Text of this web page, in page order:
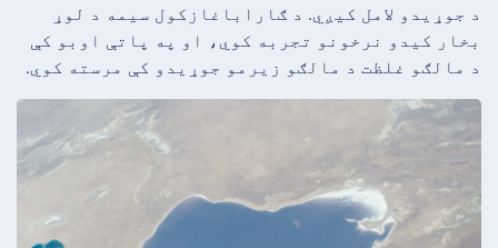
د جوړیدو لامل کیږي. د ګاراباغازکول سیمه د لوړ
بخار کیدو نرخونو تجربه کوي، او په پاتې اوبو کې
د مالګو غلظت د مالګو زیرمو جوړیدو کې مرسته کوي.